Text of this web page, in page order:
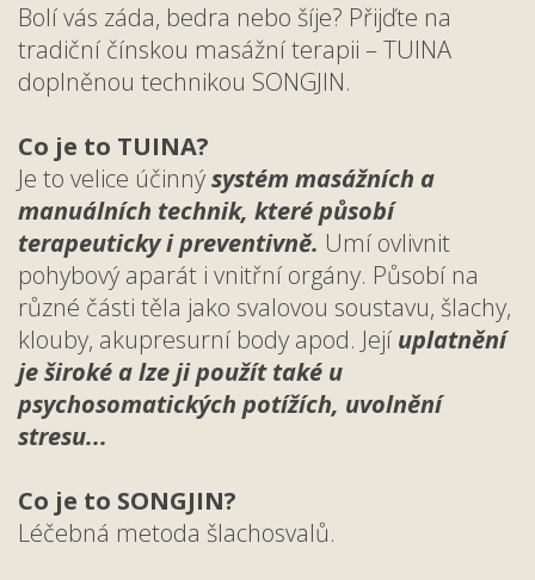
Bolí vás záda, bedra nebo šíje? Přijďte na
tradiční čínskou masážní terapii – TUINA
doplněnou technikou SONGJIN.
Co je to TUINA?
Je to velice účinnýsystém masážních a
manuálních technik, které působí
terapeuticky i preventivně. Umí ovlivnit
pohybový aparát i vnitřní orgány. Působí na
různé části těla jako svalovou soustavu, šlachy,
klouby, akupresurní body apod. Její uplatnění
je široké a lze ji použít také u
psychosomatických potížích, uvolnění
stresu...
Co je to SONGJIN?
Léčebná metoda šlachosvalů.